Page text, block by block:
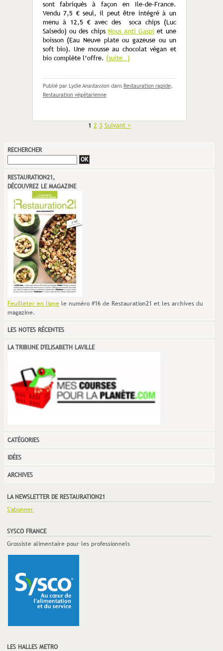
sont fabriqués à façon en Ile-de-France.
Vendu 7,5 € seul, il peut être intégré à un
menu à 12,5 € avec des soca chips (Luc
Salsedo) ou des chips Nous Anti Gaspi et une
boisson (Eau Neuve plate ou gazeuse ou un
soft bio). Une mousse au chocolat végan et
bio complète l’offre. (suite…)
Publié par Lydie Anastassion dans Restauration rapide,
Restauration végétarienne
1 2 3 Suivant »
RECHERCHER
RESTAURATION21,
DÉCOUVREZ LE MAGAZINE
Feuilleter en ligne le numéro #16 de Restauration21 et les archives du
magazine.
LES NOTES RÉCENTES
LA TRIBUNE D'ELISABETH LAVILLE
CATÉGORIES
IDÉES
ARCHIVES
LA NEWSLETTER DE RESTAURATION21
S'abonner
SYSCO FRANCE
Grossiste alimentaire pour les professionnels
LES HALLES METRO